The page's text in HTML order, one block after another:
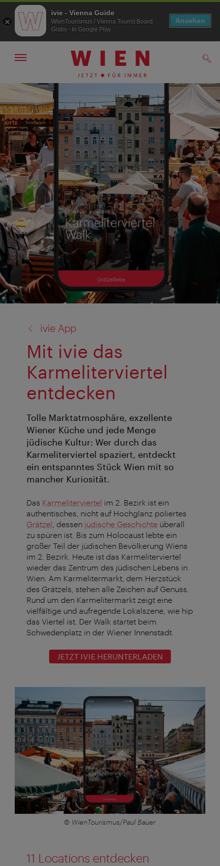
Zur
Navigation
Zum
Navigation
ivie App
Mit ivie das
Karmeliterviertel
entdecken
Tolle Marktatmosphäre, exzellente
Wiener Küche und jede Menge
jüdische Kultur: Wer durch das
Karmeliterviertel spaziert, entdeckt
ein entspanntes Stück Wien mit so
mancher Kuriosität.
Das Karmeliterviertel im 2. Bezirk ist ein
authentisches, nicht auf Hochglanz poliertes
Grätzel , dessen jüdische Geschichte überall
zu spüren ist. Bis zum Holocaust lebte ein
großer Teil der jüdischen Bevölkerung Wiens
im 2. Bezirk. Heute ist das Karmeliterviertel
wieder das Zentrum des jüdischen Lebens in
Wien. Am Karmelitermarkt, dem Herzstück
des Grätzels, stehen alle Zeichen auf Genuss.
Rund um den Karmelitermarkt zeigt eine
vielfältige und aufregende Lokalszene, wie hip
das Viertel ist. Der Walk startet beim
Schwedenplatz in der Wiener Innenstadt.
JETZT IVIE HERUNTERLADEN
© WienTourismus/Paul Bauer
11 Locations entdecken
ivie - Vienna Guide
WienTourismus / Vienna Tourist Board
Gratis - In Google Play
Ansehen